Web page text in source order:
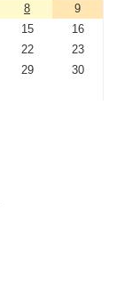
8
9
15
16
22
23
29
30